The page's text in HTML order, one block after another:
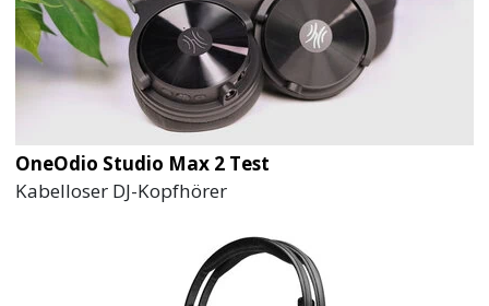
OneOdio Studio Max 2 Test
Kabelloser DJ-Kopfhörer